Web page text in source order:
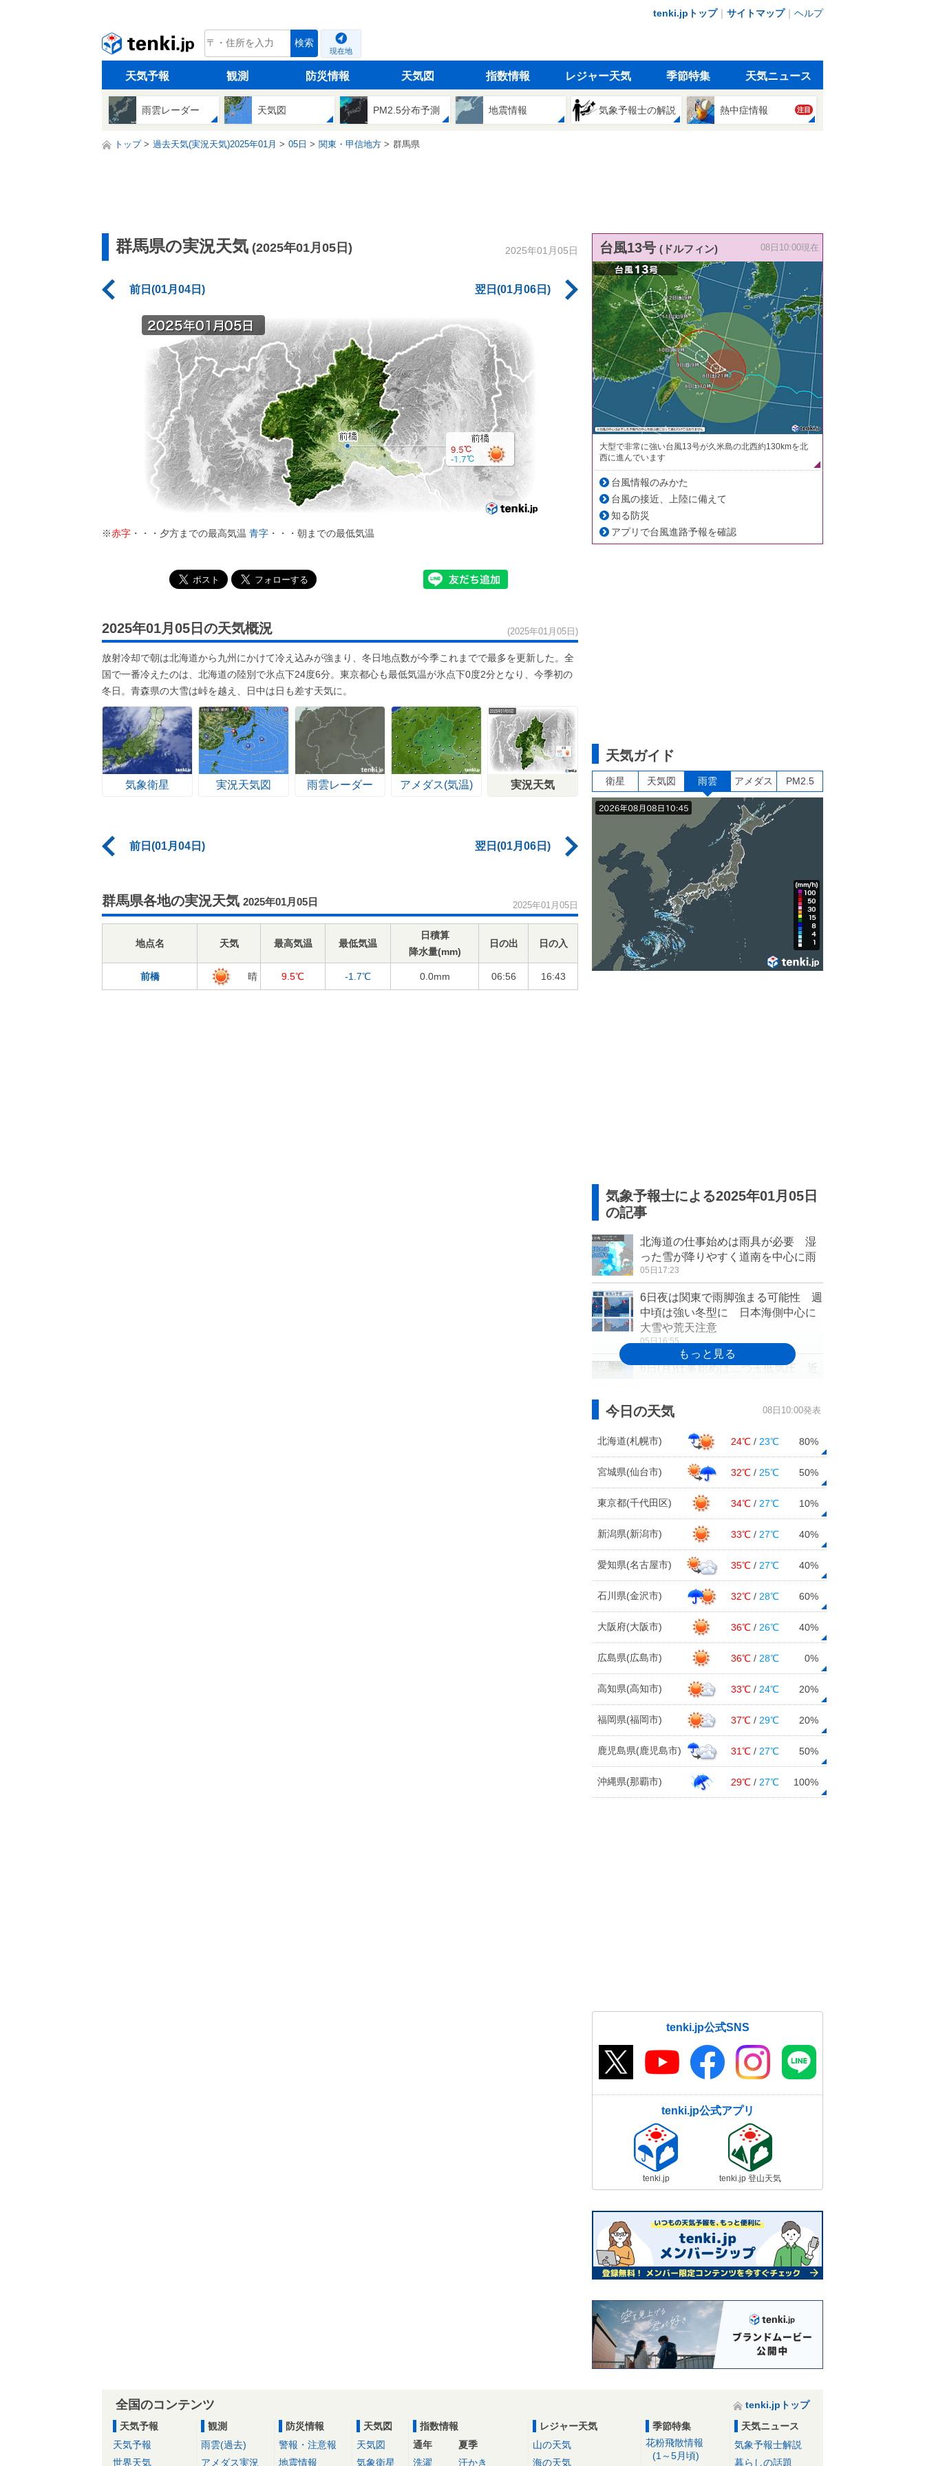
tenki.jpトップ｜ サイトマップ｜ ヘルプ
tenki.jp 検索
現在地
天気予報 観測 防災情報 天気図 指数情報 レジャー天気 季節特集 天気ニュース
雨雲レーダー 天気図 PM2.5分布予測 地震情報 気象予報士の解説 熱中症情報 注目
トップ 過去天気(実況天気)2025年01月 05日 関東・甲信地方 群馬県
群馬県の実況天気 (2025年01月05日) 2025年01月05日
前日(01月04日) 翌日(01月06日)
※赤字 ・・・夕方までの最高気温 青字 ・・・朝までの最低気温
2025年01月05日の天気概況 (2025年01月05日)
放射冷却で朝は北海道から九州にかけて冷え込みが強まり、冬日地点数が今季これまでで最多を更新した。全
国で一番冷えたのは、北海道の陸別で氷点下24度6分。東京都心も最低気温が氷点下0度2分となり、今季初の
冬日。青森県の大雪は峠を越え、日中は日も差す天気に。
気象衛星 実況天気図 雨雲レーダー アメダス(気温) 実況天気
前日(01月04日) 翌日(01月06日)
群馬県各地の実況天気 2025年01月05日 2025年01月05日
地点名 天気 最高気温 最低気温
日積算
降水量(mm)
日の出 日の入
前橋 晴 9.5℃ -1.7℃ 0.0mm 06:56 16:43
台風13号 (ドルフィン) 08日10:00現在
大型で非常に強い台風13号が久米島の北西約130kmを北
西に進んでいます
台風情報のみかた
台風の接近、上陸に備えて
知る防災
アプリで台風進路予報を確認
天気ガイド
衛星 天気図 雨雲 アメダス PM2.5
気象予報士による2025年01月05日
の記事
北海道の仕事始めは雨具が必要 湿
った雪が降りやすく道南を中心に雨
05日17:23
6日夜は関東で雨脚強まる可能性 週
中頃は強い冬型に 日本海側中心に
大雪や荒天注意
05日16:55
6日(月)仕事始めは二つ玉低気圧 近
05日16:43
明日6日は広い範囲で雨 今週後半は
厳しい寒さと大雪に注意 東海の2週
間天気
関東 明日6日の帰宅時間帯は傘が必
要 雨や風が強まる 10日頃から再
び真冬の寒さ
05日16:01
沖縄・那覇市で桜(ヒカンザクラ)が開
花 昨年より8日早い
6日 東北北部など一時的に雪解け進
む 気温上昇や雨による落雪や雪崩
に注意
【速報】東京都心で今季初の冬日
各地で冷え込み強まる
05日06:49
道路気象予測 今日5日も北日本は
雪 Uターンは慎重な運転を 7日は
西日本でも注意
今日の天気 08日10:00発表
北海道(札幌市) 24℃ / 23℃ 80%
宮城県(仙台市) 32℃ / 25℃ 50%
東京都(千代田区) 34℃ / 27℃ 10%
新潟県(新潟市) 33℃ / 27℃ 40%
愛知県(名古屋市) 35℃ / 27℃ 40%
石川県(金沢市) 32℃ / 28℃ 60%
大阪府(大阪市) 36℃ / 26℃ 40%
広島県(広島市) 36℃ / 28℃ 0%
高知県(高知市) 33℃ / 24℃ 20%
福岡県(福岡市) 37℃ / 29℃ 20%
鹿児島県(鹿児島市) 31℃ / 27℃ 50%
沖縄県(那覇市) 29℃ / 27℃ 100%
tenki.jp公式SNS
tenki.jp公式アプリ
tenki.jp tenki.jp 登山天気
全国のコンテンツ
tenki.jpトップ
天気予報
天気予報
世界天気
観測
雨雲(過去)
アメダス実況
防災情報
警報・注意報
地震情報
天気図
天気図
気象衛星
指数情報
通年
洗濯
夏季
汗かき
レジャー天気
山の天気
海の天気
季節特集
花粉飛散情報
(1～5月頃)
天気ニュース
気象予報士解説
暮らしの話題